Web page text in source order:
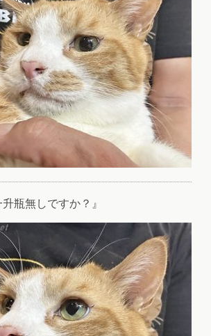
瓶無しですか？』